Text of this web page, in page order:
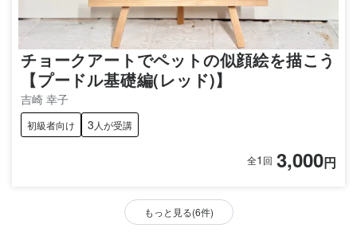
チョークアートでペットの似顔絵を描こう
【プードル基礎編(レッド)】
吉崎 幸子
初級者向け 3 人が受講
全1 回 3,000円
もっと見る(6件)